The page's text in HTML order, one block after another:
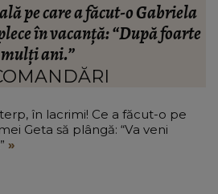
pe care a făcut-o Gabriela
în vacanță: “După foarte
mulți ani.”
lacrimi! Ce a făcut-o pe
Geta să plângă: “Va veni